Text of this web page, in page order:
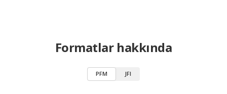
Formatlar hakkında
PFM JFI